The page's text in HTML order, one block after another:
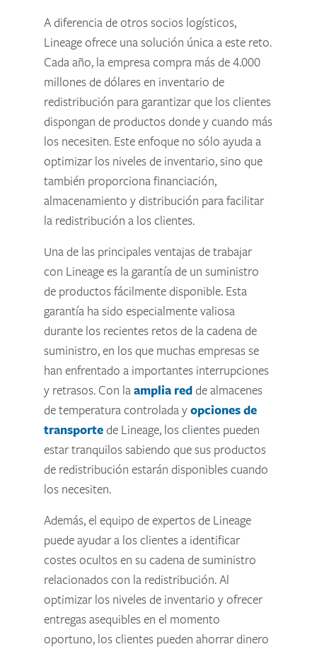
A diferencia de otros socios logísticos,
Lineage ofrece una solución única a este reto.
Cada año, la empresa compra más de 4.000
millones de dólares en inventario de
redistribución para garantizar que los clientes
dispongan de productos donde y cuando más
los necesiten. Este enfoque no sólo ayuda a
optimizar los niveles de inventario, sino que
también proporciona financiación,
almacenamiento y distribución para facilitar
la redistribución a los clientes.
Una de las principales ventajas de trabajar
con Lineage es la garantía de un suministro
de productos fácilmente disponible. Esta
garantía ha sido especialmente valiosa
durante los recientes retos de la cadena de
suministro, en los que muchas empresas se
han enfrentado a importantes interrupciones
y retrasos. Con laamplia redde almacenes
de temperatura controlada yopciones de
transportede Lineage, los clientes pueden
estar tranquilos sabiendo que sus productos
de redistribución estarán disponibles cuando
los necesiten.
Además, el equipo de expertos de Lineage
puede ayudar a los clientes a identificar
costes ocultos en su cadena de suministro
relacionados con la redistribución. Al
optimizar los niveles de inventario y ofrecer
entregas asequibles en el momento
oportuno, los clientes pueden ahorrar dinero